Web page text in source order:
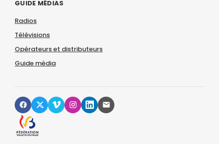
GUIDE MÉDIAS
Radios
Télévisions
Opérateurs et distributeurs
Guide média